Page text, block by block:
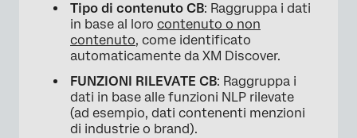
Tipo di contenuto CB: Raggruppa i dati
in base al loro contenuto o non
contenuto, come identificato
automaticamente da XM Discover.
FUNZIONI RILEVATE CB: Raggruppa i
dati in base alle funzioni NLP rilevate
(ad esempio, dati contenenti menzioni
di industrie o brand).